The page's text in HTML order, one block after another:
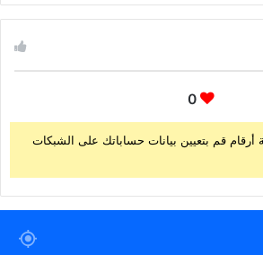
0
قم بتعيين بيانات حساباتك على الشبكات